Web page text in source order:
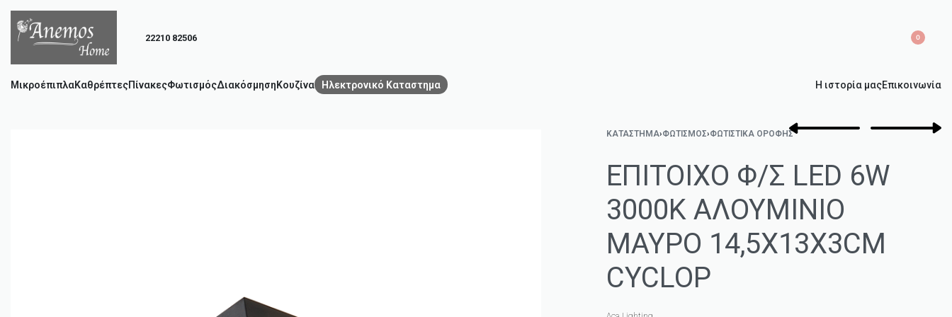
22210 82506 0
ΜικροέπιπλαΚαθρέπτεςΠίνακεςΦωτισμόςΔιακόσμησηΚουζίνα Ηλεκτρονικό Καταστημα Η ιστορία μαςΕπικοινωνία
ΚΑΤΑΣΤΗΜΑ›ΦΩΤΙΣΜΌΣ›ΦΩΤΙΣΤΙΚΆ ΟΡΟΦΉΣ
ΕΠΙΤΟΙΧΟ Φ/Σ LED 6W
3000K ΑΛΟΥΜΙΝΙΟ
ΜΑΥΡΟ 14,5X13X3CM
CYCLOP